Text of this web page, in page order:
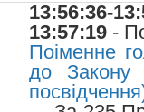
13:56:36-
13:57:19 -
Поіменне
до Закону